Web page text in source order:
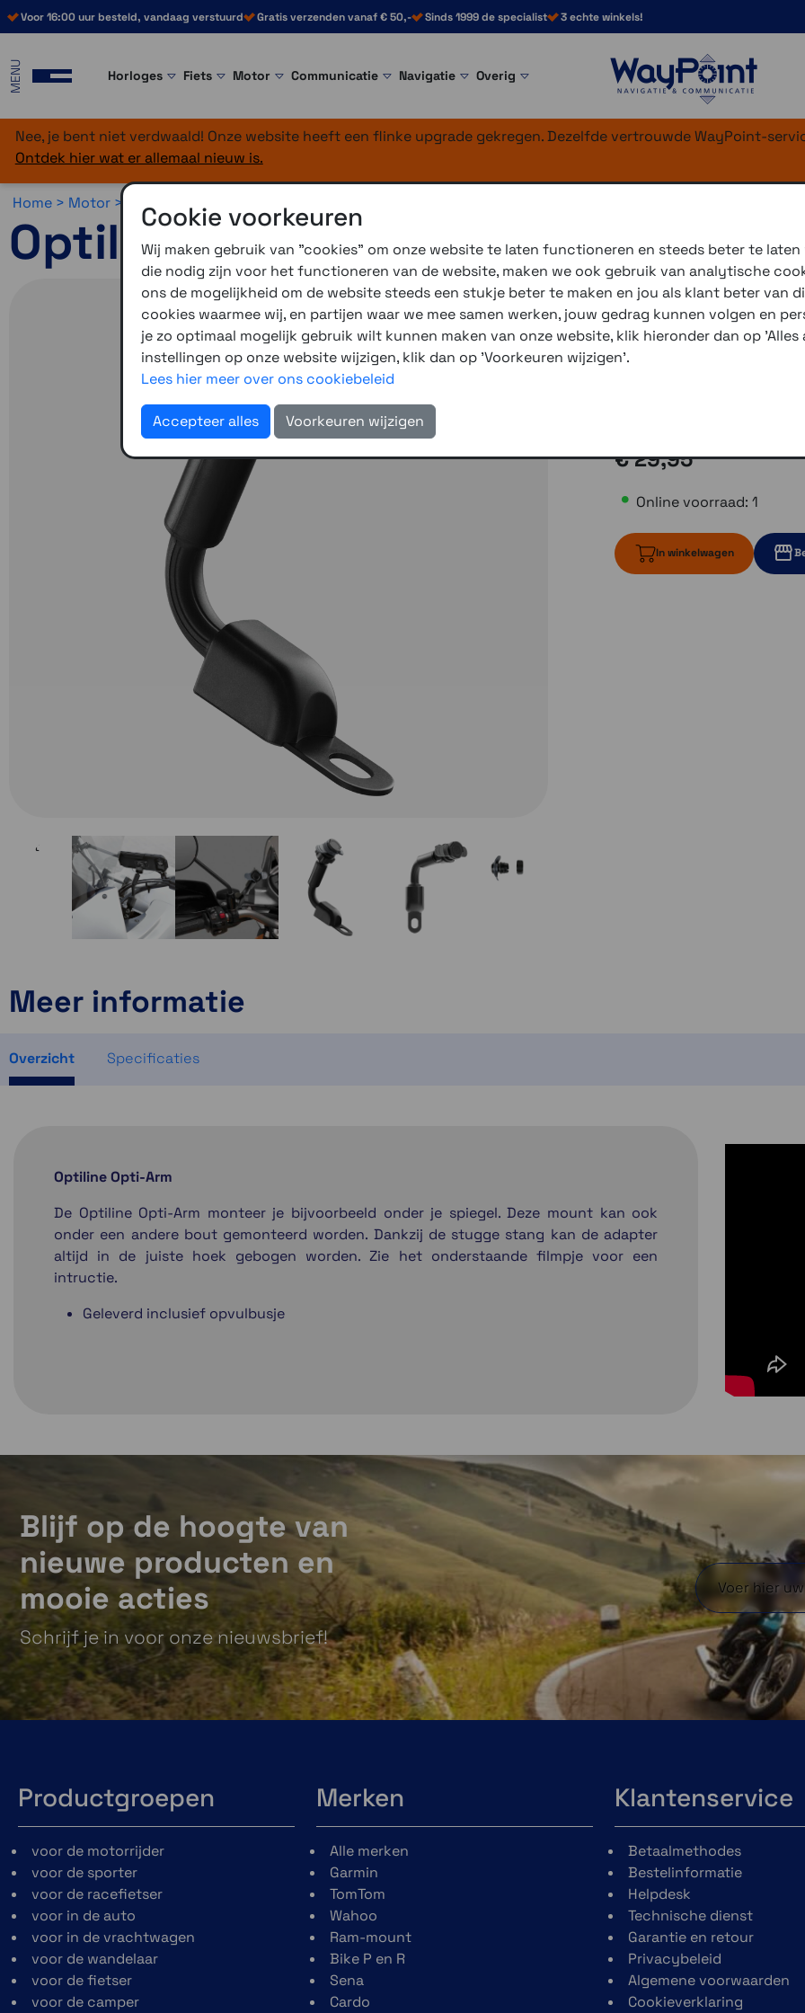
Voor 16:00 uur besteld, vandaag verstuurd Gratis verzenden vanaf € 50,- Sinds 1999 de specialist 3 echte winkels!
MENU Horloges Fiets Motor Communicatie Navigatie Overig
Nee, je bent niet verdwaald! Onze website heeft een flinke upgrade gekregen. Dezelfde vertrouwde WayPoint-
Ontdek hier wat er allemaal nieuw is.
Home > Motor >
Optiline Opti-Arm
Geschikt voor montage
3 winkels voor uitleg en
voor 16.00 uur
€ 29,95
Online voorraad: 1
In winkelwagen
Meer informatie
Overzicht Specificaties
Optiline Opti-Arm
De Optiline Opti-Arm monteer je bijvoorbeeld onder je spiegel. Deze mount kan ook
onder een andere bout gemonteerd worden. Dankzij de stugge stang kan de adapter
altijd in de juiste hoek gebogen worden. Zie het onderstaande filmpje voor een
intructie.
Geleverd inclusief opvulbusje
Blijf op de hoogte van
nieuwe producten en
mooie acties
Schrijf je in voor onze nieuwsbrief!
Productgroepen
voor de motorrijder
voor de sporter
voor de racefietser
voor in de auto
voor in de vrachtwagen
voor de wandelaar
voor de fietser
voor de camper
Merken
Alle merken
Garmin
TomTom
Wahoo
Ram-mount
Bike P en R
Sena
Cardo
Klantenservice
Betaalmethodes
Bestelinformatie
Helpdesk
Technische dienst
Garantie en retour
Privacybeleid
Algemene voorwaarden
Cookieverklaring
Cookie voorkeuren
Wij maken gebruik van "cookies" om onze website te laten functioneren en steeds beter te
die nodig zijn voor het functioneren van de website, maken we ook gebruik van analytische
ons de mogelijkheid om de website steeds een stukje beter te maken en jou als klant beter van
cookies waarmee wij, en partijen waar we mee samen werken, jouw gedrag kunnen volgen en
je zo optimaal mogelijk gebruik wilt kunnen maken van onze website, klik hieronder dan op
instellingen op onze website wijzigen, klik dan op 'Voorkeuren wijzigen'.
Lees hier meer over ons cookiebeleid
Accepteer alles Voorkeuren wijzigen